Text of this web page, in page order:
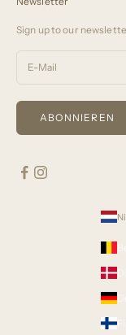
Sign up to our
ABONNIEREN